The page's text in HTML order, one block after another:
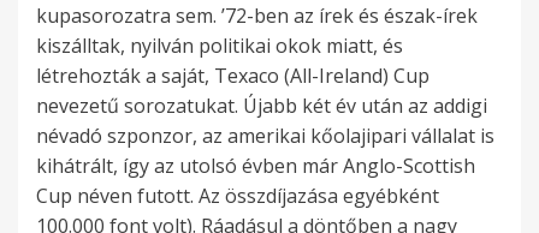
kupasorozatra sem. ’72-ben az írek és észak-írek
kiszálltak, nyilván politikai okok miatt, és
létrehozták a saját, Texaco (All-Ireland) Cup
nevezetű sorozatukat. Újabb két év után az addigi
névadó szponzor, az amerikai kőolajipari vállalat is
kihátrált, így az utolsó évben már Anglo-Scottish
Cup néven futott. Az összdíjazása egyébként
100.000 font volt). Ráadásul a döntőben a nagy